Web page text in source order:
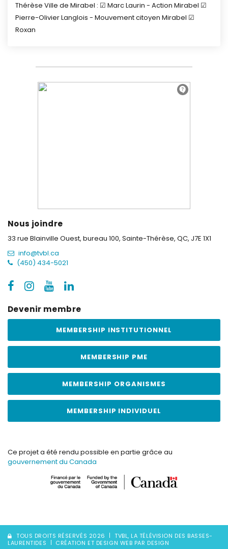
Thérèse Ville de Mirabel : ☑ Marc Laurin - Action Mirabel ☑
Pierre-Olivier Langlois - Mouvement citoyen Mirabel ☑
Roxan
Nous joindre
33 rue Blainville Ouest, bureau 100, Sainte-Thérèse, QC, J7E 1X1
info@tvbl.ca
(450) 434-5021
Devenir membre
MEMBERSHIP INSTITUTIONNEL
MEMBERSHIP PME
MEMBERSHIP ORGANISMES
MEMBERSHIP INDIVIDUEL
Ce projet a été rendu possible en partie grâce au
gouvernement du Canada
TOUS DROITS RÉSERVÉS 2026
TVBL, LA TÉLÉVISION DES BASSES-
LAURENTIDES
CRÉATION ET DESIGN WEB PAR DESIGN